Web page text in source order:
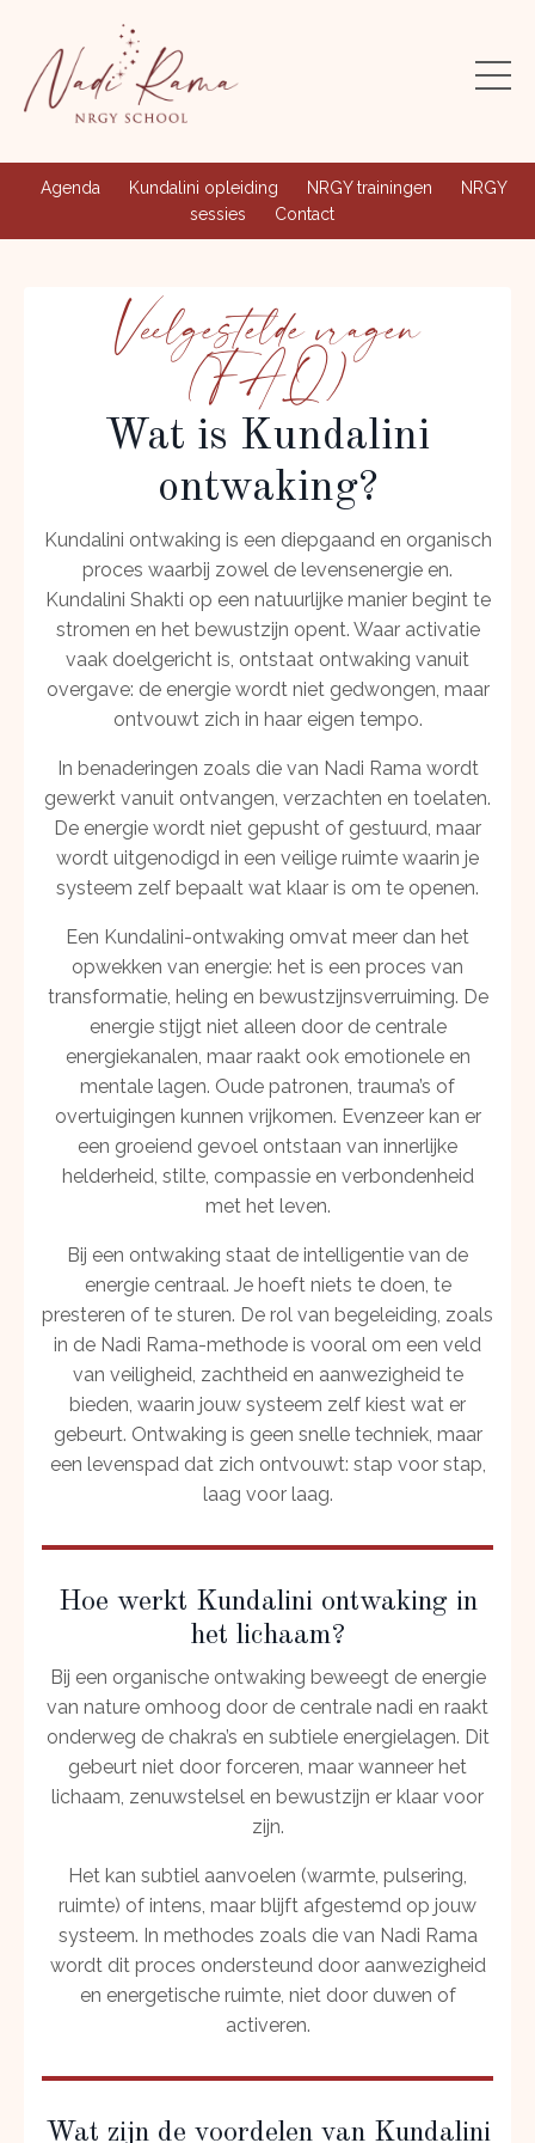
Agenda Kundalini opleiding NRGY trainingen
NRGY
sessies
Contact
Veelgestelde vragen
(FAQ)
Wat is Kundalini
ontwaking?
Kundalini ontwaking is een diepgaand en organisch
proces waarbij zowel de levensenergie en.
Kundalini Shakti op een natuurlijke manier begint te
stromen en het bewustzijn opent. Waar activatie
vaak doelgericht is, ontstaat ontwaking vanuit
overgave: de energie wordt niet gedwongen, maar
ontvouwt zich in haar eigen tempo.
In benaderingen zoals die van Nadi Rama wordt
gewerkt vanuit ontvangen, verzachten en toelaten.
De energie wordt niet gepusht of gestuurd, maar
wordt uitgenodigd in een veilige ruimte waarin je
systeem zelf bepaalt wat klaar is om te openen.
Een Kundalini-ontwaking omvat meer dan het
opwekken van energie: het is een proces van
transformatie, heling en bewustzijnsverruiming. De
energie stijgt niet alleen door de centrale
energiekanalen, maar raakt ook emotionele en
mentale lagen. Oude patronen, trauma’s of
overtuigingen kunnen vrijkomen. Evenzeer kan er
een groeiend gevoel ontstaan van innerlijke
helderheid, stilte, compassie en verbondenheid
met het leven.
Bij een ontwaking staat de intelligentie van de
energie centraal. Je hoeft niets te doen, te
presteren of te sturen. De rol van begeleiding, zoals
in de Nadi Rama-methode is vooral om een veld
van veiligheid, zachtheid en aanwezigheid te
bieden, waarin jouw systeem zelf kiest wat er
gebeurt. Ontwaking is geen snelle techniek, maar
een levenspad dat zich ontvouwt: stap voor stap,
laag voor laag.
Hoe werkt Kundalini ontwaking in
het lichaam?
Bij een organische ontwaking beweegt de energie
van nature omhoog door de centrale nadi en raakt
onderweg de chakra’s en subtiele energielagen. Dit
gebeurt niet door forceren, maar wanneer het
lichaam, zenuwstelsel en bewustzijn er klaar voor
zijn.
Het kan subtiel aanvoelen (warmte, pulsering,
ruimte) of intens, maar blijft afgestemd op jouw
systeem. In methodes zoals die van Nadi Rama
wordt dit proces ondersteund door aanwezigheid
en energetische ruimte, niet door duwen of
activeren.
Wat zijn de voordelen van Kundalini